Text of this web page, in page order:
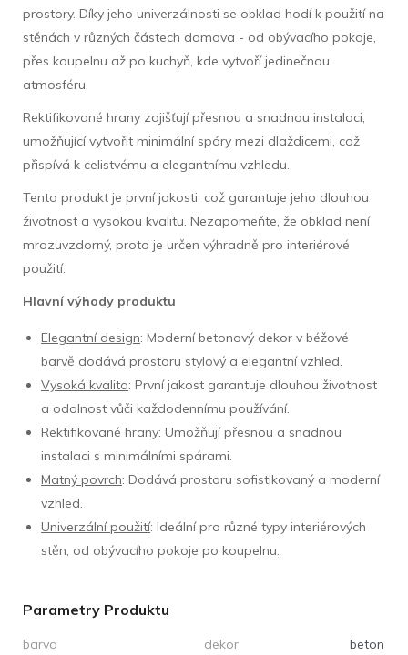
prostory. Díky jeho univerzálnosti se obklad hodí k použití na
stěnách v různých částech domova - od obývacího pokoje,
přes koupelnu až po kuchyň, kde vytvoří jedinečnou
atmosféru.
Rektifikované hrany zajišťují přesnou a snadnou instalaci,
umožňující vytvořit minimální spáry mezi dlaždicemi, což
přispívá k celistvému a elegantnímu vzhledu.
Tento produkt je první jakosti, což garantuje jeho dlouhou
životnost a vysokou kvalitu. Nezapomeňte, že obklad není
mrazuvzdorný, proto je určen výhradně pro interiérové
použití.
Hlavní výhody produktu
Elegantní design: Moderní betonový dekor v béžové
barvě dodává prostoru stylový a elegantní vzhled.
Vysoká kvalita: První jakost garantuje dlouhou životnost
a odolnost vůči každodennímu používání.
Rektifikované hrany: Umožňují přesnou a snadnou
instalaci s minimálními spárami.
Matný povrch: Dodává prostoru sofistikovaný a moderní
vzhled.
Univerzální použití: Ideální pro různé typy interiérových
stěn, od obývacího pokoje po koupelnu.
Parametry Produktu
barva
dekor
beton